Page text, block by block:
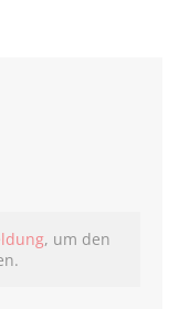
, um den